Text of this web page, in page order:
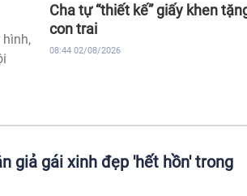
Cha tự “thiết kế” giấy khen
con trai
08:44 02/08/2026
giả gái xinh đẹp 'hết hồn' trong